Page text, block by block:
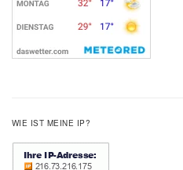
WIE IST MEINE IP?